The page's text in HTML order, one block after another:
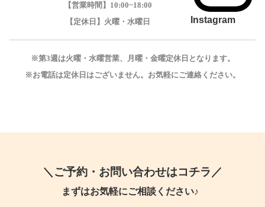
【営業時間】 10:00~18:00
【定休日】火曜・水曜日
Instagram
※第3週は火曜・水曜営業、月曜・金曜定休日となります。
※お電話は定休日はございません。お気軽にご連絡ください。
＼ご予約・お問い合わせはコチラ／
まずはお気軽にご相談ください♪